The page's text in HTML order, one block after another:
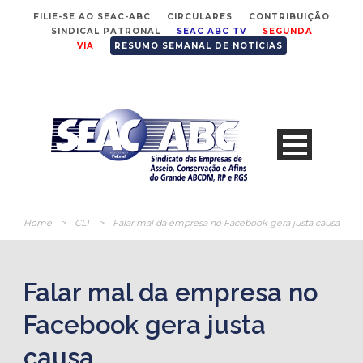
FILIE-SE AO SEAC-ABC CIRCULARES
CONTRIBUIÇÃO
SINDICAL PATRONAL
SEAC ABC TV
SEGUNDA
VIA
RESUMO SEMANAL DE NOTÍCIAS
Home > CLT > Falar mal da empresa no Facebook gera justa causa
Falar mal da empresa no
Facebook gera justa